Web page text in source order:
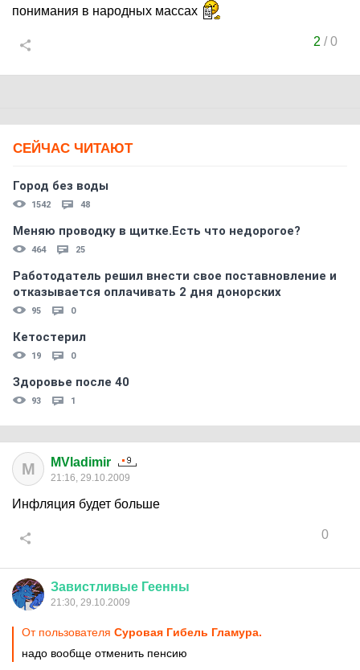
понимания в народных массах
2 /0
СЕЙЧАС ЧИТАЮТ
Город без воды
1542 48
Меняю проводку в щитке.Есть что недорогое?
464 25
Работодатель решил внести свое поставновление и
отказывается оплачивать 2 дня донорских
95 0
Кетостерил
19 0
Здоровье после 40
93 1
M MVladimir
21:16, 29.10.2009
Инфляция будет больше
0
Завистливые Геенны
21:30, 29.10.2009
От пользователя Суровая Гибель Гламура.
надо вообще отменить пенсию